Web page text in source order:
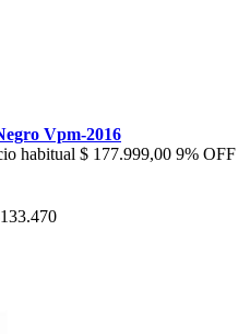
Vpm-2016
habitual $ 177.999,00 9% OFF